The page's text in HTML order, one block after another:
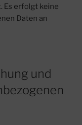
Es erfolgt keine
Daten an
und